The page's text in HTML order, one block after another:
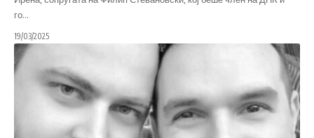
го…
19/03/2025